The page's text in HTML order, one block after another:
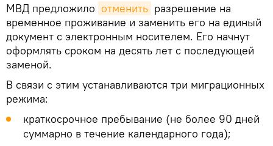
МВД предложило отменить разрешение на
временное проживание и заменить его на единый
документ с электронным носителем. Его начнут
оформлять сроком на десять лет с последующей
заменой.
В связи с этим устанавливаются три миграционных
режима:
краткосрочное пребывание (не более 90 дней
суммарно в течение календарного года);